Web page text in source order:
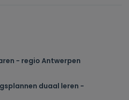
- regio Antwerpen
duaal leren -